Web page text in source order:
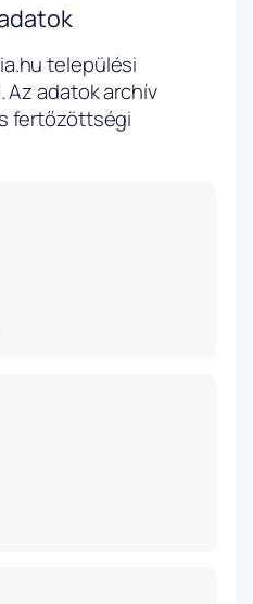
települési
Az adatok archív
fertőzöttségi